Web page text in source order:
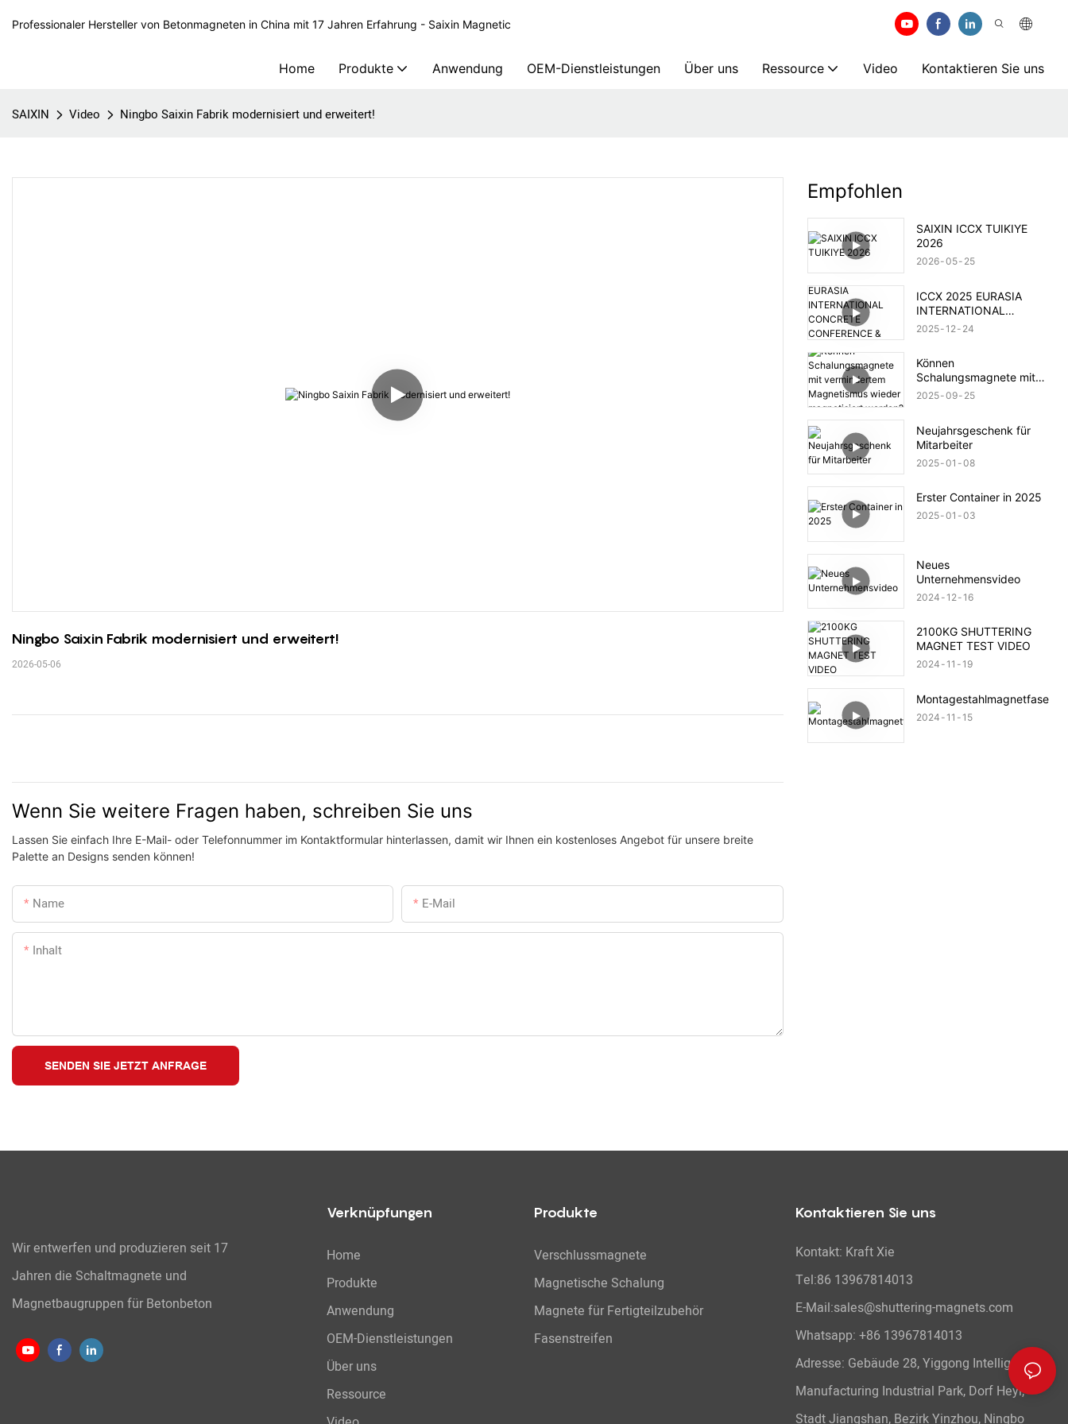
Professionaler Hersteller von Betonmagneten in China mit 17 Jahren Erfahrung - Saixin Magnetic
Home Produkte Anwendung OEM-Dienstleistungen Über uns Ressource Video Kontaktieren Sie uns
SAIXIN Video Ningbo Saixin Fabrik modernisiert und erweitert!
Ningbo Saixin Fabrik modernisiert und erweitert!
2026-05-06
Wenn Sie weitere Fragen haben, schreiben Sie uns
Lassen Sie einfach Ihre E-Mail- oder Telefonnummer im Kontaktformular hinterlassen, damit wir Ihnen ein kostenloses Angebot für unsere breite
Palette an Designs senden können!
Name E-Mail
Inhalt
SENDEN SIE JETZT ANFRAGE
Empfohlen
SAIXIN ICCX TUIKIYE
2026
2026 05 25
ICCX 2025 EURASIA
INTERNATIONAL
CONCRETE CONFERENCE
2025 12 24
Können
Schalungsmagnete mit
vermindertem
2025 09 25
Neujahrsgeschenk für
Mitarbeiter
2025 01 08
Erster Container in 2025
2025 01 03
Neues
Unternehmensvideo
2024 12 16
2100KG SHUTTERING
MAGNET TEST VIDEO
2024 11 19
Montagestahlmagnetfase
2024 11 15
Wir entwerfen und produzieren seit 17
Jahren die Schaltmagnete und
Magnetbaugruppen für Betonbeton
Verknüpfungen
Home
Produkte
Anwendung
OEM-Dienstleistungen
Über uns
Ressource
Produkte
Verschlussmagnete
Magnetische Schalung
Magnete für Fertigteilzubehör
Fasenstreifen
Kontaktieren Sie uns
Kontakt: Kraft Xie
Tel:86 13967814013
E-Mail:sales@shuttering-magnets.com
Whatsapp: +86 13967814013
Adresse: Gebäude 28, Yiggong Intelligent
Manufacturing Industrial Park, Dorf Heyi,
Stadt Jiangshan, Bezirk Yinzhou, Ningbo